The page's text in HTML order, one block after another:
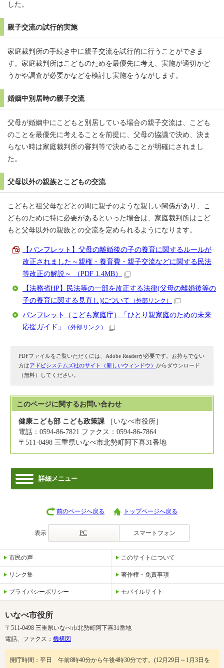
した。
親子交流の試行的実施
家庭裁判所の手続き中に親子交流を試行的に行うことができま
す。家庭裁判所はこどものためを最優先に考え、実施が適切かど
うかや調査が必要かなどを検討し実施をうながします。
婚姻中別居時の親子交流
父母が婚姻中にこどもと別居している場合の親子交流は、こども
のことを最優先に考えることを前提に、父母の協議で決め、決ま
らない時は家庭裁判所の審判等で決めることが明確にされまし
た。
父母以外の親族とこどもの交流
こどもと祖父母などとの間に親子のような親しい関係があり、こ
どものために特に必要があるといった場合は、家庭裁判所はこど
もと父母以外の親族との交流を定められるようになります。
【パンフレット】父母の離婚後の子の養育に関するルールが
改正されました～親権・養育費・親子交流などに関する民法
等改正の解説～ （PDF 1.4MB）
【法務省HP】民法等の一部を改正する法律(父母の離婚後等の
子の養育に関する見直し)について （外部リンク）
パンフレット（こども家庭庁）「ひとり親家庭のための未来
応援ガイド」
（外部リンク）
PDFファイルをご覧いただくには、Adobe Readerが必要です。お持ちでない
方はアドビシステムズ社のサイト（新しいウィンドウ）からダウンロード
（無料）してください。
このページに関するお問い合わせ
健康こども部 こども政策課 ［いなべ市役所］
電話：0594-86-7821 ファクス：0594-86-7864
〒511-0498 三重県いなべ市北勢町阿下喜31番地
詳細メニュー
前のページへ戻る トップページへ戻る
表示 PC スマートフォン
市民の声 このサイトについて
リンク集 著作権・免責事項
プライバシーポリシー モバイルサイト
いなべ市役所
〒511-0498 三重県いなべ市北勢町阿下喜31番地
電話、ファクス： 機構図
開庁時間：平日 午前8時40分から午後4時30分です。(12月29日～1月3日を